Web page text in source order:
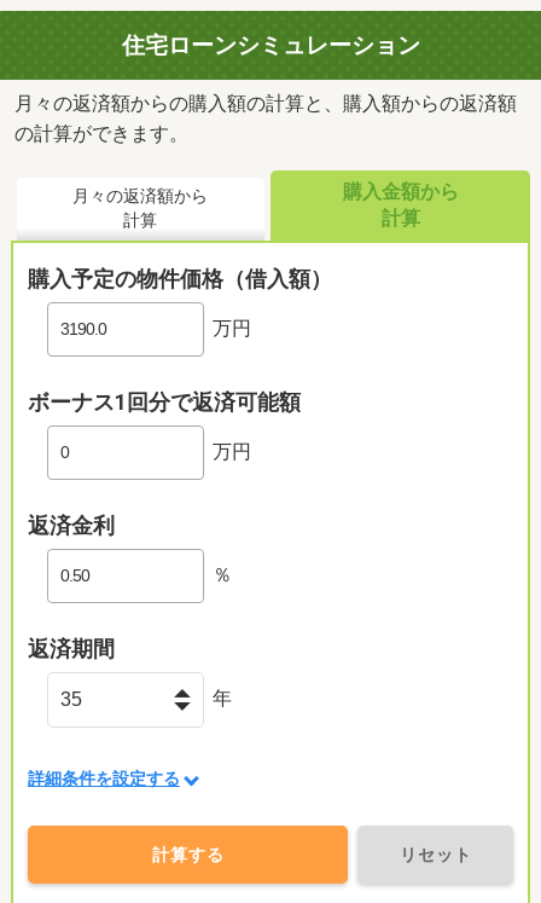
住宅ローンシミュレーション
月々の返済額からの購入額の計算と、購入額からの返済額
の計算ができます。
月々の返済額から
計算
購入金額から
計算
購入予定の物件価格（借入額）
万円
ボーナス1回分で返済可能額
万円
返済金利
％
返済期間
年
詳細条件を設定する
計算する リセット